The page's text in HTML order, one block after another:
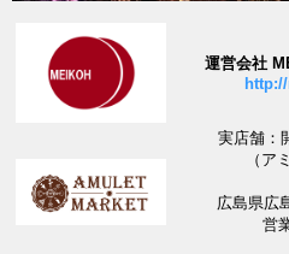
運営会社
実店舗：
（ア
広島県広
営